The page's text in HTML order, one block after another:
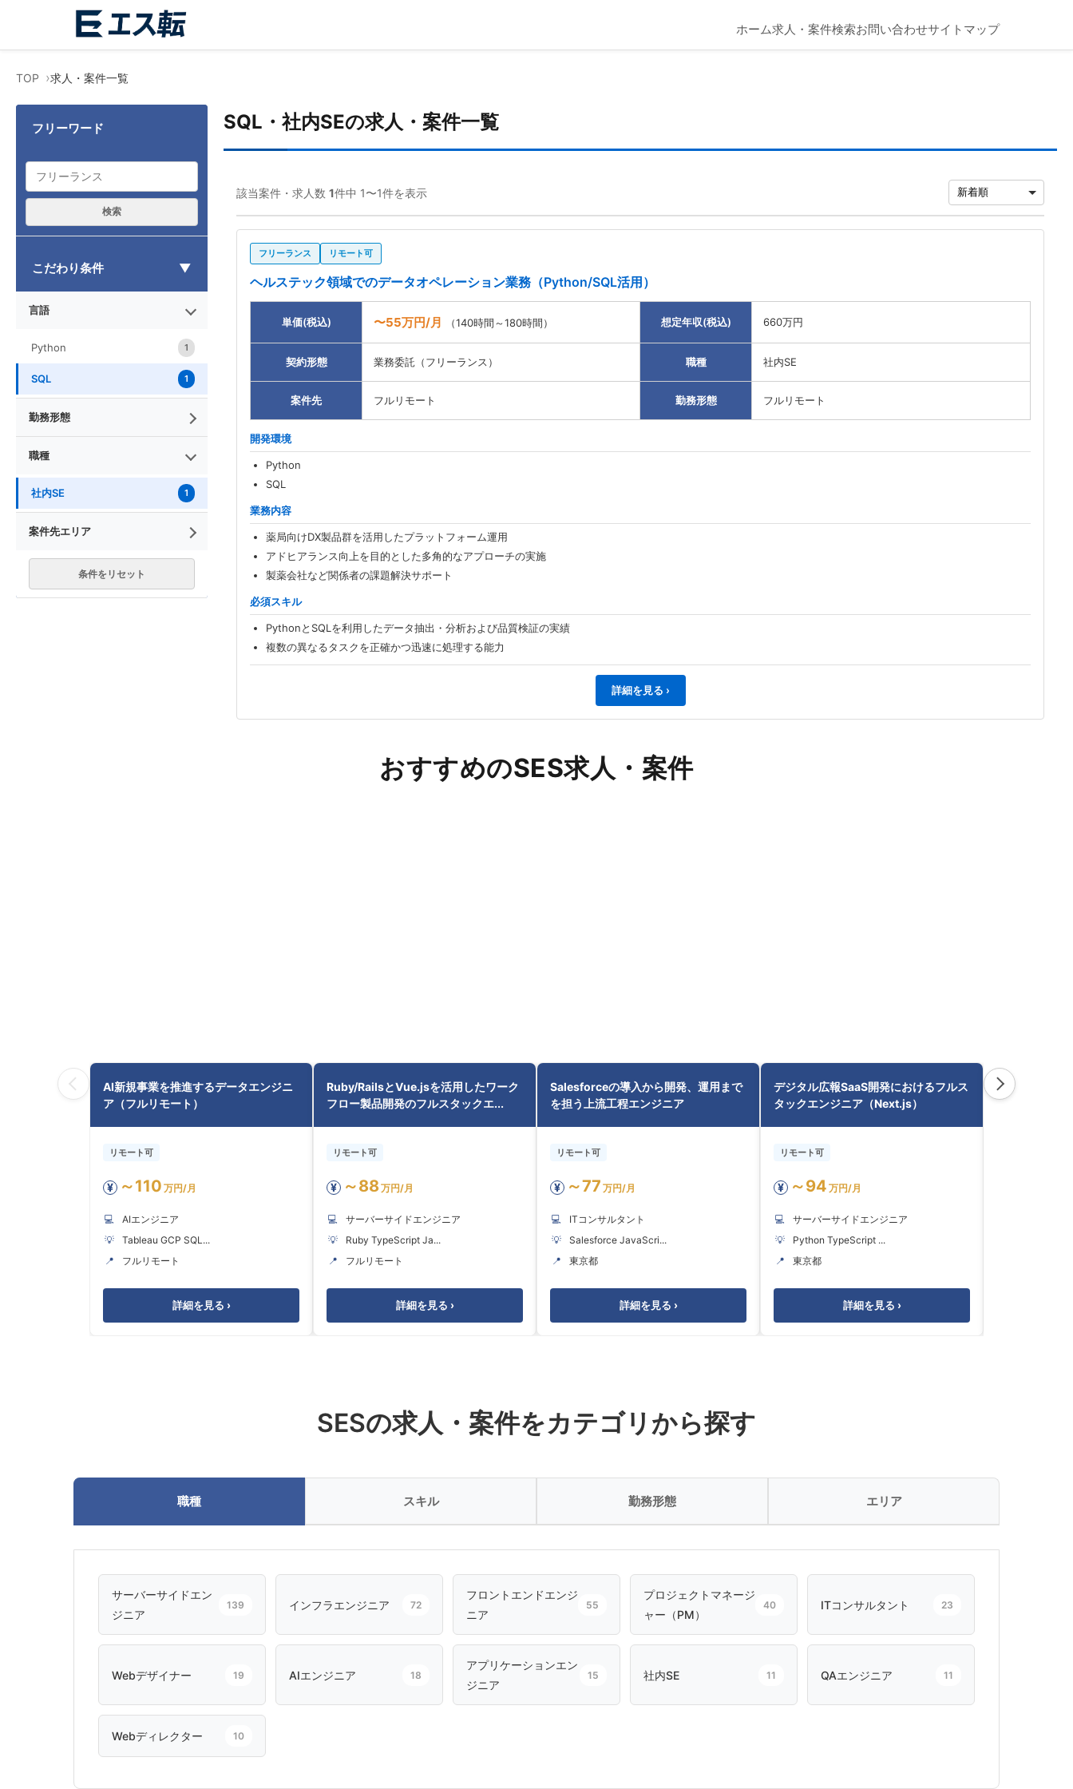
ホーム求人・案件検索お問い合わせサイトマップ
TOP 求人・案件一覧
フリーワード
検索
こだわり条件
言語
Python 1
SQL 1
勤務形態
職種
社内SE 1
案件先エリア
条件をリセット
SQL・社内SEの求人・案件一覧
該当案件・求人数 1件中 1〜1件を表示
フリーランス リモート可
ヘルステック領域でのデータオペレーション業務（Python/SQL活用）
単価(税込) 〜55万円/月 （140時間～180時間） 想定年収(税込) 660万円
契約形態 業務委託（フリーランス） 職種 社内SE
案件先 フルリモート 勤務形態 フルリモート
開発環境
Python
SQL
業務内容
薬局向けDX製品群を活用したプラットフォーム運用
アドヒアランス向上を目的とした多角的なアプローチの実施
製薬会社など関係者の課題解決サポート
必須スキル
PythonとSQLを利用したデータ抽出・分析および品質検証の実績
複数の異なるタスクを正確かつ迅速に処理する能力
詳細を見る ›
おすすめのSES求人・案件
AI新規事業を推進するデータエンジニ
ア（フルリモート）
リモート可
¥ ～110 万円/月
💻
AIエンジニア
💡
Tableau GCP SQL...
📍
フルリモート
詳細を見る ›
Ruby/RailsとVue.jsを活用したワーク
フロー製品開発のフルスタックエ...
リモート可
¥ ～88万円/月
💻
サーバーサイドエンジニア
💡
Ruby TypeScript Ja...
📍
フルリモート
詳細を見る ›
Salesforceの導入から開発、運用まで
を担う上流工程エンジニア
リモート可
¥ ～77 万円/月
💻
ITコンサルタント
💡
Salesforce JavaScri...
📍
東京都
詳細を見る ›
デジタル広報SaaS開発におけるフルス
タックエンジニア（Next.js）
リモート可
¥ ～94 万円/月
💻
サーバーサイドエンジニア
💡
Python TypeScript ...
📍
東京都
詳細を見る ›
AI/AWS基盤
能拡張・運用
SESの求人・案件をカテゴリから探す
職種 スキル 勤務形態 エリア
サーバーサイドエン
ジニア
139 インフラエンジニア 72
フロントエンドエンジ
ニア
55
プロジェクトマネージ
ャー（PM）
40 ITコンサルタント 23
Webデザイナー 19 AIエンジニア 18
アプリケーションエン
ジニア
15 社内SE 11 QAエンジニア 11
Webディレクター 10